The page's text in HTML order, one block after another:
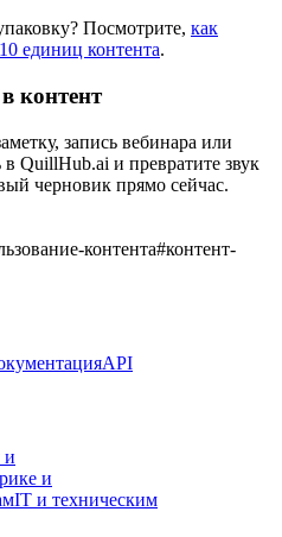
Посмотрите, как
единиц контента.
контент
запись вебинара или
QuillHub.ai и превратите звук
черновик прямо сейчас.
контента#контент-
API
и
и
IT и техническим